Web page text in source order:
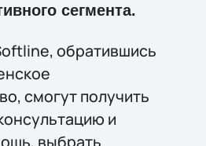
сегмента.
обратившись
смогут получить
и
выбрать